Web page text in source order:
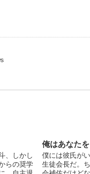
、しかし
らの奨学
俺はあなた
僕には彼氏が
生徒会長だ。